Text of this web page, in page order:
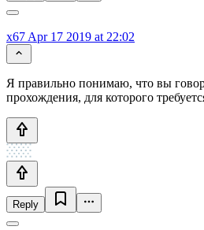
x67 Apr 17 2019 at 22:02
Я правильно понимаю, что вы
прохождения, для которого
Reply